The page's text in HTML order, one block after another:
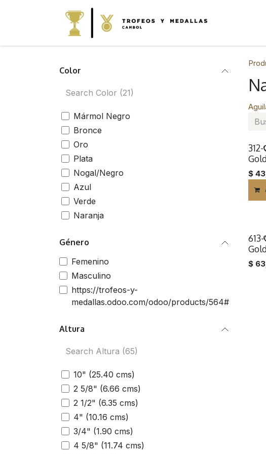
Color
Mármol Negro
Bronce
Oro
Plata
Nogal/Negro
Azul
Verde
Naranja
Negro
Mármol Blanco
Blanco/Negro
Resina
Madera de Cerezo
Oro/Plata
Amarillo
Blanco
Transparente
Arena
Género
Femenino
Masculino
https://trofeos-y-
medallas.odoo.com/odoo/products/564#
Altura
10" (25.40 cms)
2 5/8" (6.66 cms)
2 1/2" (6.35 cms)
4" (10.16 cms)
3/4" (1.90 cms)
4 5/8" (11.74 cms)
$
$